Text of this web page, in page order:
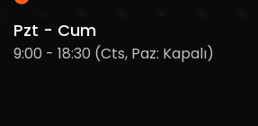
Pzt - Cum
9:00 - 18:30 (Cts, Paz: Kapalı)